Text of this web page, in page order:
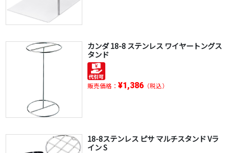
カンダ 18-8 ステンレス ワイヤートングス
タンド
販売価格： ¥1,386（税込）
18-8ステンレス ピサ マルチスタンド Vラ
イン S